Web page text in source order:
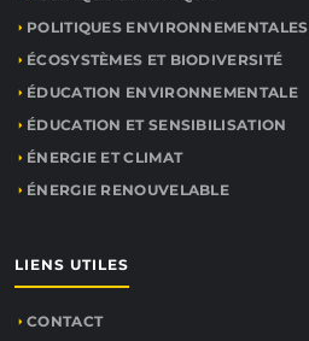
POLITIQUES ENVIRONNEMENTALES
ÉCOSYSTÈMES ET BIODIVERSITÉ
ÉDUCATION ENVIRONNEMENTALE
ÉDUCATION ET SENSIBILISATION
ÉNERGIE ET CLIMAT
ÉNERGIE RENOUVELABLE
LIENS UTILES
CONTACT